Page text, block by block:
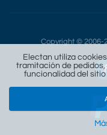
Copyright © 2006-
Electan utiliza
tramitación de
funcionalidad del